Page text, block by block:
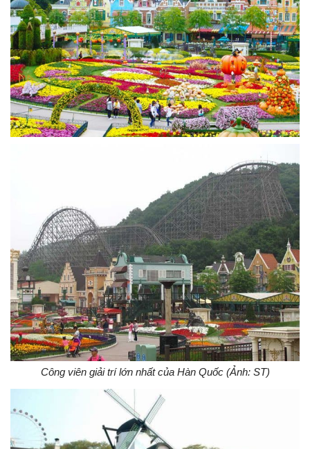
Công viên giải trí lớn nhất của Hàn Quốc (Ảnh: ST)